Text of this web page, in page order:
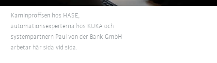
Kaminproffsen hos HASE,
automationsexperterna hos KUKA och
systempartnern Paul von der Bank GmbH
arbetar här sida vid sida.